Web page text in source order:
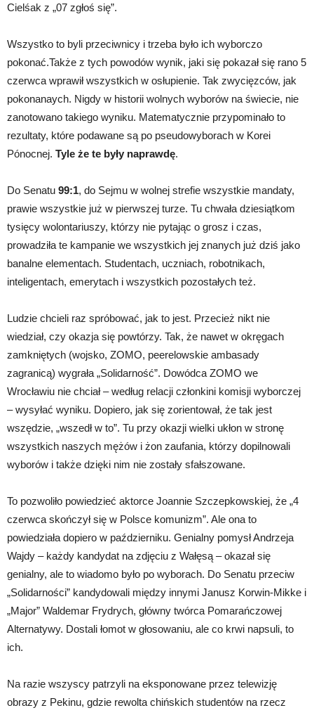
Cielśak z „07 zgłoś się”.
Wszystko to byli przeciwnicy i trzeba było ich wyborczo
pokonać.Także z tych powodów wynik, jaki się pokazał się rano 5
czerwca wprawił wszystkich w osłupienie. Tak zwycięzców, jak
pokonanaych. Nigdy w historii wolnych wyborów na świecie, nie
zanotowano takiego wyniku. Matematycznie przypominało to
rezultaty, które podawane są po pseudowyborach w Korei
Pónocnej. Tyle że te były naprawdę.
Do Senatu 99:1, do Sejmu w wolnej strefie wszystkie mandaty,
prawie wszystkie już w pierwszej turze. Tu chwała dziesiątkom
tysięcy wolontariuszy, którzy nie pytając o grosz i czas,
prowadziła te kampanie we wszystkich jej znanych już dziś jako
banalne elementach. Studentach, uczniach, robotnikach,
inteligentach, emerytach i wszystkich pozostałych też.
Ludzie chcieli raz spróbować, jak to jest. Przecież nikt nie
wiedział, czy okazja się powtórzy. Tak, że nawet w okręgach
zamkniętych (wojsko, ZOMO, peerelowskie ambasady
zagranicą) wygrała „Solidarność”. Dowódca ZOMO we
Wrocławiu nie chciał – według relacji członkini komisji wyborczej
– wysyłać wyniku. Dopiero, jak się zorientował, że tak jest
wszędzie, „wszedł w to”. Tu przy okazji wielki ukłon w stronę
wszystkich naszych mężów i żon zaufania, którzy dopilnowali
wyborów i także dzięki nim nie zostały sfałszowane.
To pozwoliło powiedzieć aktorce Joannie Szczepkowskiej, że „4
czerwca skończył się w Polsce komunizm”. Ale ona to
powiedziała dopiero w październiku. Genialny pomysł Andrzeja
Wajdy – każdy kandydat na zdjęciu z Wałęsą – okazał się
genialny, ale to wiadomo było po wyborach. Do Senatu przeciw
„Solidarności” kandydowali między innymi Janusz Korwin-Mikke i
„Major” Waldemar Frydrych, główny twórca Pomarańczowej
Alternatywy. Dostali łomot w głosowaniu, ale co krwi napsuli, to
ich.
Na razie wszyscy patrzyli na eksponowane przez telewizję
obrazy z Pekinu, gdzie rewolta chińskich studentów na rzecz